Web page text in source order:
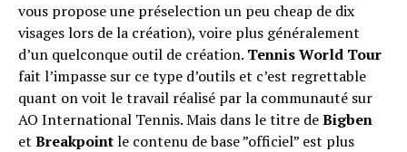
vous propose une préselection un peu cheap de dix
visages lors de la création), voire plus généralement
d’un quelconque outil de création. Tennis World Tour
fait l’impasse sur ce type d’outils et c’est regrettable
quant on voit le travail réalisé par la communauté sur
AO International Tennis. Mais dans le titre deBigben
et Breakpointle contenu de base ”officiel” est plus